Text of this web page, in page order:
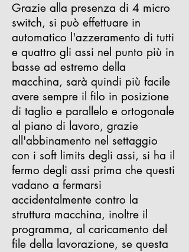
Grazie alla presenza di 4 micro
switch, si può effettuare in
automatico l'azzeramento di tutti
e quattro gli assi nel punto più in
basse ad estremo della
macchina, sarà quindi più facile
avere sempre il filo in posizione
di taglio e parallelo e ortogonale
al piano di lavoro, grazie
all'abbinamento nel settaggio
con i soft limits degli assi, si ha il
fermo degli assi prima che questi
vadano a fermarsi
accidentalmente contro la
struttura macchina, inoltre il
programma, al caricamento del
file della lavorazione, se questa